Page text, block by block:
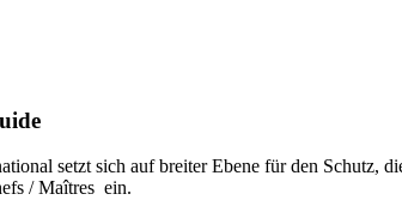
setzt sich auf breiter Ebene für den
/ Maîtres ein.